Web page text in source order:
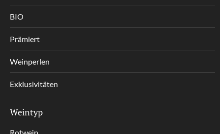
BIO
Prämiert
Weinperlen
Exklusivitäten
Weintyp
Rotwein